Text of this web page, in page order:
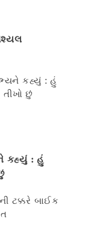
કહ્યું : હું